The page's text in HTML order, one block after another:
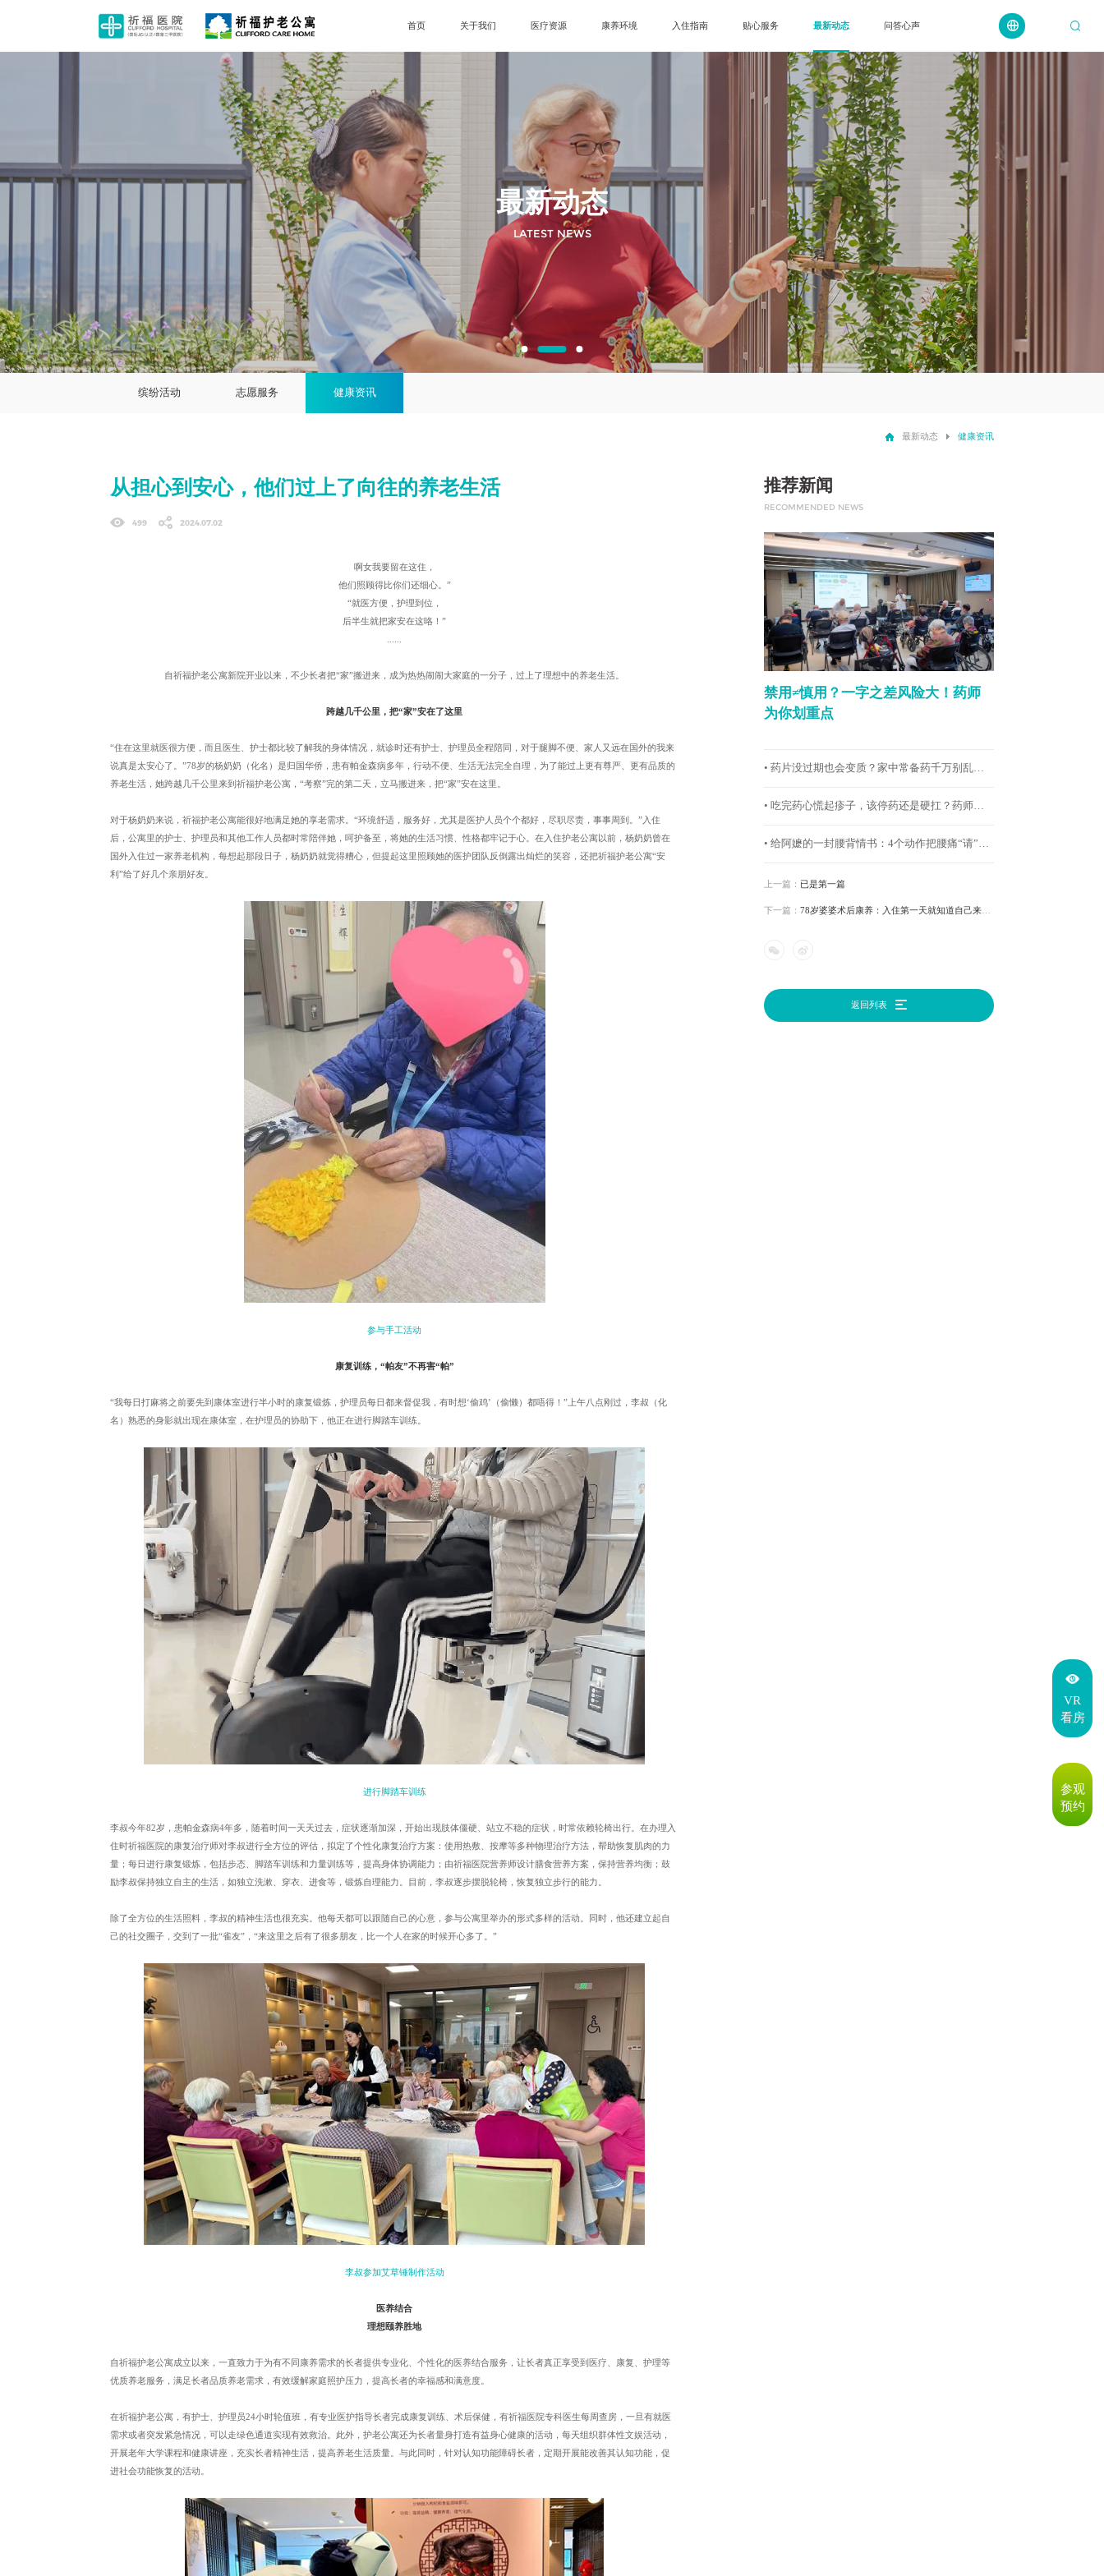
首页 关于我们 医疗资源 康养环境 入住指南 贴心服务 最新动态 问答心声
最新动态
LATEST NEWS
缤纷活动 志愿服务 健康资讯
最新动态 健康资讯
从担心到安心，他们过上了向往的养老生活
499 2024.07.02
啊女我要留在这住，
他们照顾得比你们还细心。”
“就医方便，护理到位，
后半生就把家安在这咯！”
自祈福护老公寓新院开业以来，不少长者把“家”搬进来，成为热热闹闹大家庭的一分子，过上了理想中的养老生活。
跨越几千公里，把“家”安在了这里
“住在这里就医很方便，而且医生、护士都比较了解我的身体情况，就诊时还有护士、护理员全程陪同，对于腿脚不便、家人又远在国外的我来
说真是太安心了。”78岁的杨奶奶（化名）是归国华侨，患有帕金森病多年，行动不便、生活无法完全自理，为了能过上更有尊严、更有品质的
养老生活，她跨越几千公里来到祈福护老公寓，“考察”完的第二天，立马搬进来，把“家”安在这里。
对于杨奶奶来说，祈福护老公寓能很好地满足她的享老需求。“环境舒适，服务好，尤其是医护人员个个都好，尽职尽责，事事周到。”入住
后，公寓里的护士、护理员和其他工作人员都时常陪伴她，呵护备至，将她的生活习惯、性格都牢记于心。在入住护老公寓以前，杨奶奶曾在
国外入住过一家养老机构，每想起那段日子，杨奶奶就觉得糟心，但提起这里照顾她的医护团队反倒露出灿烂的笑容，还把祈福护老公寓“安
利”给了好几个亲朋好友。
参与手工活动
康复训练，“帕友”不再害“帕”
“我每日打麻将之前要先到康体室进行半小时的康复锻炼，护理员每日都来督促我，有时想‘偷鸡’（偷懒）都唔得！”上午八点刚过，李叔（化
名）熟悉的身影就出现在康体室，在护理员的协助下，他正在进行脚踏车训练。
进行脚踏车训练
李叔今年82岁，患帕金森病4年多，随着时间一天天过去，症状逐渐加深，开始出现肢体僵硬、站立不稳的症状，时常依赖轮椅出行。在办理入
住时祈福医院的康复治疗师对李叔进行全方位的评估，拟定了个性化康复治疗方案：使用热敷、按摩等多种物理治疗方法，帮助恢复肌肉的力
量；每日进行康复锻炼，包括步态、脚踏车训练和力量训练等，提高身体协调能力；由祈福医院营养师设计膳食营养方案，保持营养均衡；鼓
励李叔保持独立自主的生活，如独立洗漱、穿衣、进食等，锻炼自理能力。目前，李叔逐步摆脱轮椅，恢复独立步行的能力。
除了全方位的生活照料，李叔的精神生活也很充实。他每天都可以跟随自己的心意，参与公寓里举办的形式多样的活动。同时，他还建立起自
己的社交圈子，交到了一批“雀友”，“来这里之后有了很多朋友，比一个人在家的时候开心多了。”
李叔参加艾草锤制作活动
医养结合
理想颐养胜地
自祈福护老公寓成立以来，一直致力于为有不同康养需求的长者提供专业化、个性化的医养结合服务，让长者真正享受到医疗、康复、护理等
优质养老服务，满足长者品质养老需求，有效缓解家庭照护压力，提高长者的幸福感和满意度。
在祈福护老公寓，有护士、护理员24小时轮值班，有专业医护指导长者完成康复训练、术后保健，有祈福医院专科医生每周查房，一旦有就医
需求或者突发紧急情况，可以走绿色通道实现有效救治。此外，护老公寓还为长者量身打造有益身心健康的活动，每天组织群体性文娱活动，
开展老年大学课程和健康讲座，充实长者精神生活，提高养老生活质量。与此同时，针对认知功能障碍长者，定期开展能改善其认知功能，促
进社会功能恢复的活动。
推荐新闻
RECOMMENDED NEWS
­­­­禁用≠慎用？一字之差风险大！药师
为你划重点
• 药片没过期也会变质？家中常备药千万别乱存放
• 吃完药心慌起疹子，该停药还是硬扛？药师教你“三步自救”
• 给阿嬷的一封腰背情书：4个动作把腰痛“请”出去
上一篇： 已是第一篇
下一篇： 78岁婆婆术后康养：入住第一天就知道自己来对了
返回列表
VR
看房
参观
预约